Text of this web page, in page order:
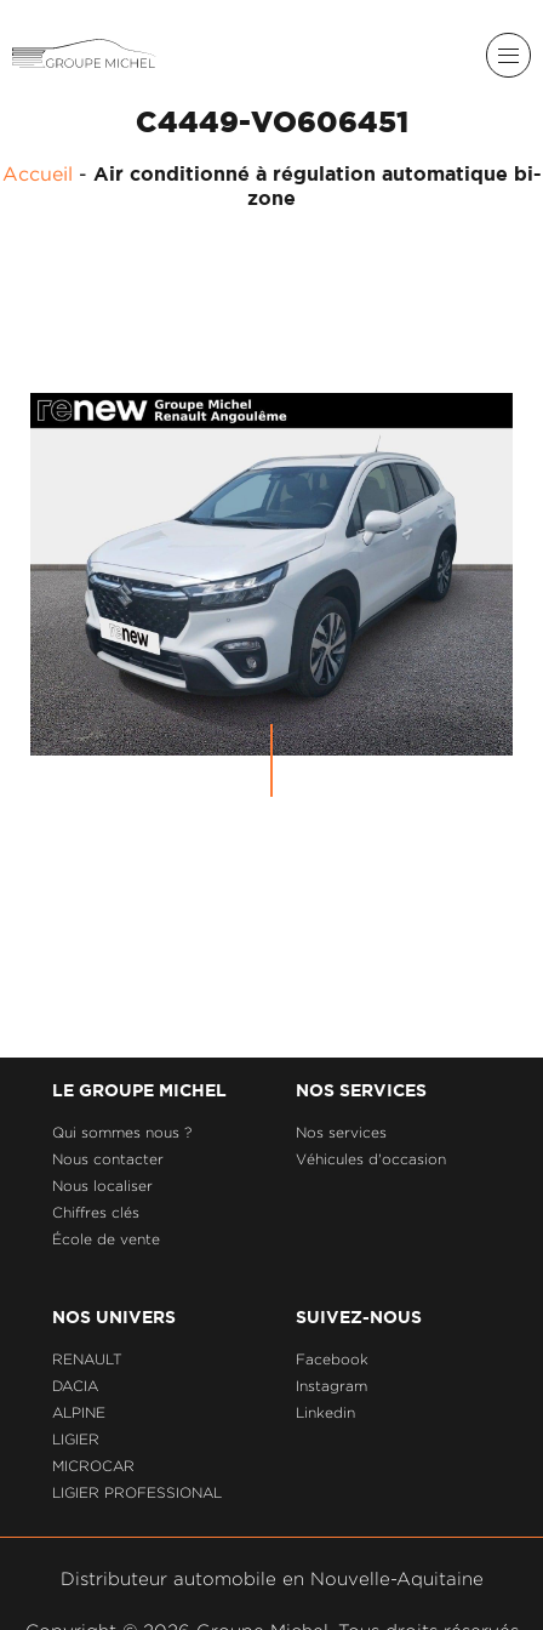
LIGIER
PROFESSIONAL
HISTORIQUE
DU
GROUPE
ACTUALITÉS
C4449-VO606451
Accueil - Air conditionné à régulation automatique bi-
zone
LE GROUPE MICHEL
Qui sommes nous ?
Nous contacter
Nous localiser
Chiffres clés
École de vente
NOS SERVICES
Nos services
Véhicules d'occasion
NOS UNIVERS
RENAULT
DACIA
ALPINE
LIGIER
MICROCAR
LIGIER PROFESSIONAL
SUIVEZ-NOUS
Facebook
Instagram
Linkedin
Distributeur automobile en Nouvelle-Aquitaine